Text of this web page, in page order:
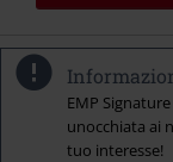
EMP
unocchiata ai
tuo interesse!